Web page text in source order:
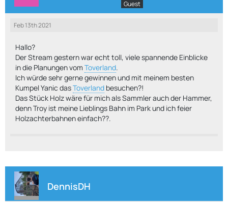
Guest
Feb 13th 2021
Hallo?
Der Stream gestern war echt toll, viele spannende Einblicke
in die Planungen vom Toverland.
Ich würde sehr gerne gewinnen und mit meinem besten
Kumpel Yanic dasToverland besuchen?!
Das Stück Holz wäre für mich als Sammler auch der Hammer,
denn Troy ist meine Lieblings Bahn im Park und ich feier
Holzachterbahnen einfach??.
DennisDH